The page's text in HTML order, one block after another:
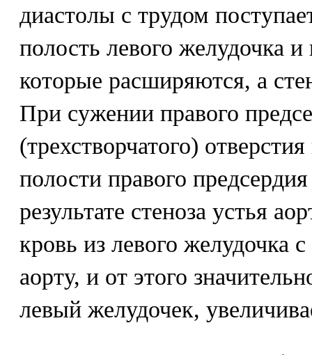
диастолы с трудом
полость левого желудочка
которые расширяются, а
При сужении правого
(трехстворчатого)
полости правого
результате стеноза устья
кровь из левого желудочка
аорту, и от этого
левый желудочек,